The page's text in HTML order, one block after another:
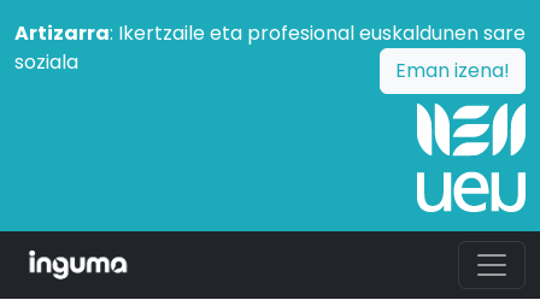
Artizarra: Ikertzaile eta profesional euskaldunen sare
soziala
Eman izena!